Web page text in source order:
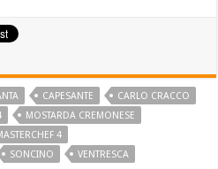
CAPESANTE
CARLO CRACCO
MOSTARDA CREMONESE
4
SONCINO VENTRESCA